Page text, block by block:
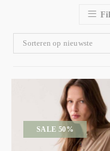
Amsterdam en is
merk. De ontwerpers
hen heen, van de
invloeden zijn duidelijk
perfecte mix zijn van
Wat maakt
Sorteren op nieuwste
SALE 50%